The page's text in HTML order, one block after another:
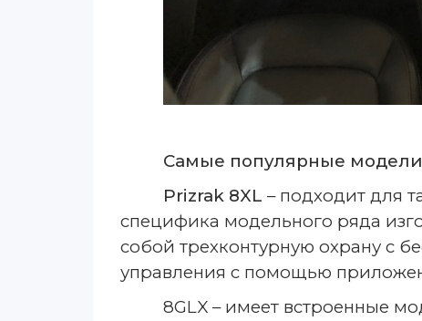
Самые популярные
Prizrak 8XL – подходит для
специфика модельного ряда
собой трехконтурную охрану с
управления с помощью
8GLX – имеет встроенные